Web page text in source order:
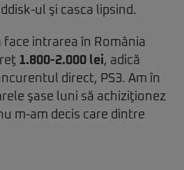
ul şi casca lipsind.
face intrarea în România
1.800-2.000 lei, adică
direct, PS3. Am în
şase luni să achiziţionez
m-am decis care dintre